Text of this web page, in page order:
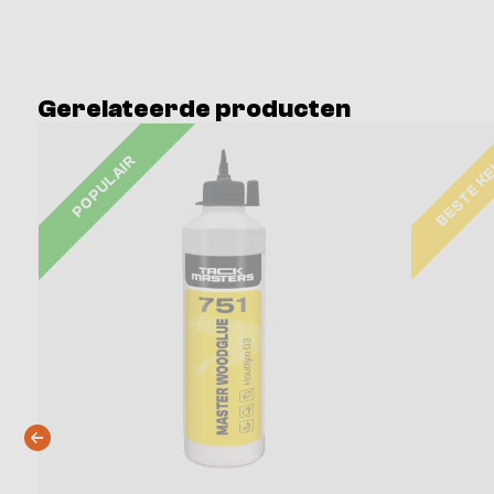
Gerelateerde producten
POPULAIR BESTE